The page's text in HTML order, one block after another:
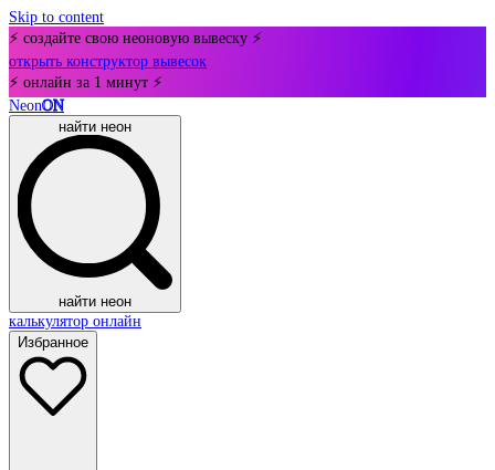
Skip to content
⚡ создайте свою неоновую вывеску ⚡
открыть конструктор вывесок
⚡ онлайн за 1 минут ⚡
NeonON
найти неон
найти неон
калькулятор онлайн
Избранное